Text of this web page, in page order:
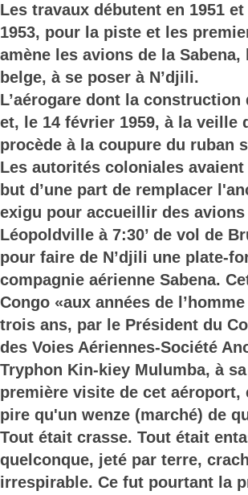
Les travaux débutent en 1951
1953, pour la piste et les
amène les avions de la
belge, à se poser à N’djili.
L’aérogare dont la construction
et, le 14 février 1959, à la veille
procède à la coupure du ruban
Les autorités coloniales
but d’une part de remplacer
exigu pour accueillir des
Léopoldville à 7:30’ de vol de
pour faire de N’djili une plate-
compagnie aérienne Sabena.
Congo «aux années de
trois ans, par le Président du
des Voies Aériennes-Société
Tryphon Kin-kiey Mulumba, à
première visite de cet
pire qu'un wenze (marché) de
Tout était crasse. Tout était
quelconque, jeté par terre,
irrespirable. Ce fut pourtant la